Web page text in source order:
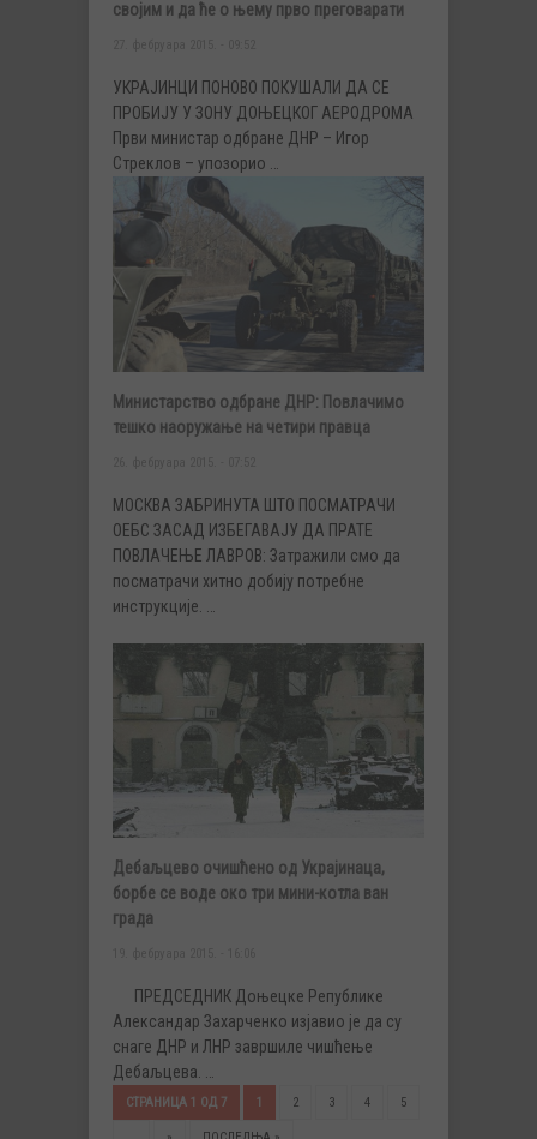
својим и да ће о њему прво преговарати
УКРАЈИНЦИ ПОНОВО ПОКУШАЛИ ДА СЕ
ПРОБИЈУ У ЗОНУ ДОЊЕЦКОГ АЕРОДРОМА
Први министар одбране ДНР – Игор
Стреклов – упозорио …
Министарство одбране ДНР: Повлачимо
тешко наоружање на четири правца
МОСКВА ЗАБРИНУТА ШТО ПОСМАТРАЧИ
ОЕБС ЗАСАД ИЗБЕГАВАЈУ ДА ПРАТЕ
ПОВЛАЧЕЊЕ ЛАВРОВ: Затражили смо да
посматрачи хитно добију потребне
инструкције. …
Дебаљцево очишћено од Украјинаца,
борбе се воде око три мини-котла ван
града
ПРЕДСЕДНИК Доњецке Републике
Александар Захарченко изјавио је да су
снаге ДНР и ЛНР завршиле чишћење
Дебаљцева. …
СТРАНИЦА 1 ОД 7 1 2 3 4 5